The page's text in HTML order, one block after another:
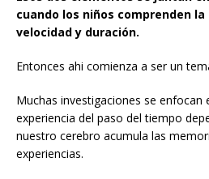
cuando los niños comprenden
velocidad y duración.
Entonces ahi comienza a ser un
Muchas investigaciones se enfocan
experiencia del paso del tiempo
nuestro cerebro acumula las
experiencias.